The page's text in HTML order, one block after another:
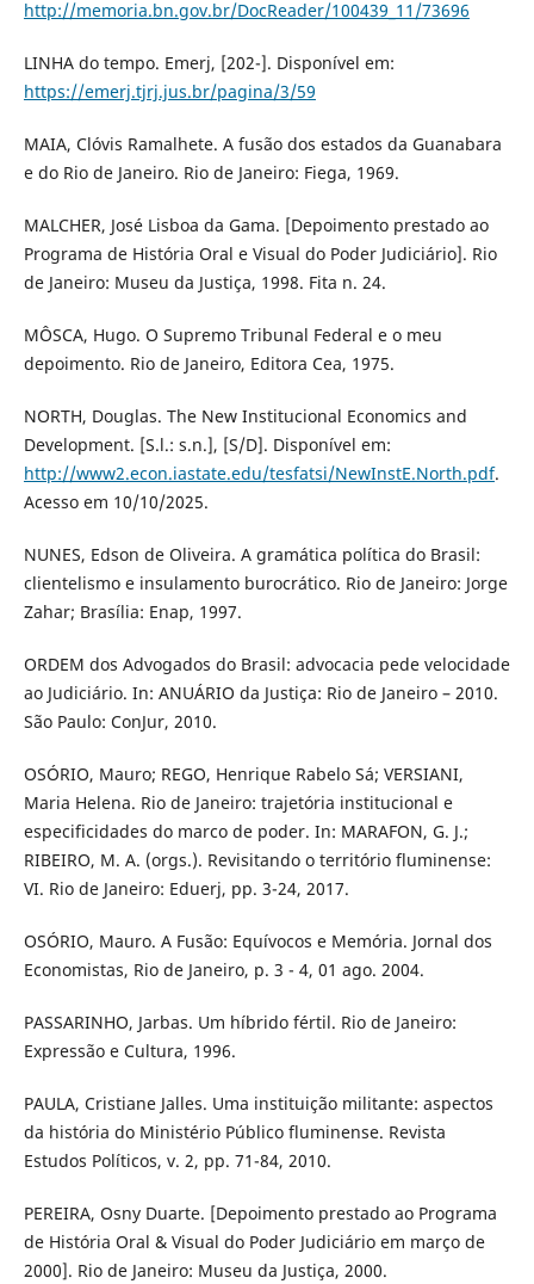
http://memoria.bn.gov.br/DocReader/100439_11/73696
LINHA do tempo. Emerj, [202-]. Disponível em:
https://emerj.tjrj.jus.br/pagina/3/59
MAIA, Clóvis Ramalhete. A fusão dos estados da Guanabara
e do Rio de Janeiro. Rio de Janeiro: Fiega, 1969.
MALCHER, José Lisboa da Gama. [Depoimento prestado ao
Programa de História Oral e Visual do Poder Judiciário]. Rio
de Janeiro: Museu da Justiça, 1998. Fita n. 24.
MÔSCA, Hugo. O Supremo Tribunal Federal e o meu
depoimento. Rio de Janeiro, Editora Cea, 1975.
NORTH, Douglas. The New Institucional Economics and
Development. [S.l.: s.n.], [S/D]. Disponível em:
http://www2.econ.iastate.edu/tesfatsi/NewInstE.North.pdf.
Acesso em 10/10/2025.
NUNES, Edson de Oliveira. A gramática política do Brasil:
clientelismo e insulamento burocrático. Rio de Janeiro: Jorge
Zahar; Brasília: Enap, 1997.
ORDEM dos Advogados do Brasil: advocacia pede velocidade
ao Judiciário. In: ANUÁRIO da Justiça: Rio de Janeiro – 2010.
São Paulo: ConJur, 2010.
OSÓRIO, Mauro; REGO, Henrique Rabelo Sá; VERSIANI,
Maria Helena. Rio de Janeiro: trajetória institucional e
especificidades do marco de poder. In: MARAFON, G. J.;
RIBEIRO, M. A. (orgs.). Revisitando o território fluminense:
VI. Rio de Janeiro: Eduerj, pp. 3-24, 2017.
OSÓRIO, Mauro. A Fusão: Equívocos e Memória. Jornal dos
Economistas, Rio de Janeiro, p. 3 - 4, 01 ago. 2004.
PASSARINHO, Jarbas. Um híbrido fértil. Rio de Janeiro:
Expressão e Cultura, 1996.
PAULA, Cristiane Jalles. Uma instituição militante: aspectos
da história do Ministério Público fluminense. Revista
Estudos Políticos, v. 2, pp. 71-84, 2010.
PEREIRA, Osny Duarte. [Depoimento prestado ao Programa
de História Oral & Visual do Poder Judiciário em março de
2000]. Rio de Janeiro: Museu da Justiça, 2000.